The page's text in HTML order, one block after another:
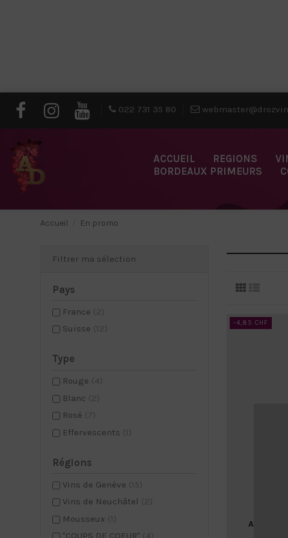
022 731 35 80
ACCUEIL REGIONS
BORDEAUX PRIMEURS
Accueil En promo
-4,85 CHF
Filtrer ma sélection
Pays
France (2)
Suisse (12)
Type
Rouge (4)
Blanc (2)
Rosé (7)
Effervescents (1)
Régions
Vins de Genève (15)
Vins de Neuchâtel (2)
Mousseux (1)